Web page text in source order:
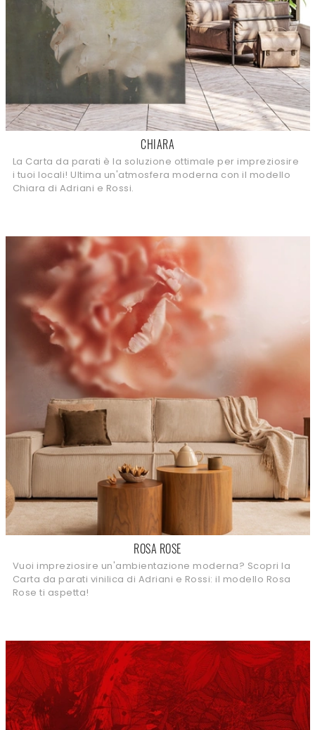
CHIARA
La Carta da parati è la soluzione ottimale per impreziosire
i tuoi locali! Ultima un'atmosfera moderna con il modello
Chiara di Adriani e Rossi.
ROSA ROSE
Vuoi impreziosire un'ambientazione moderna? Scopri la
Carta da parati vinilica di Adriani e Rossi: il modello Rosa
Rose ti aspetta!